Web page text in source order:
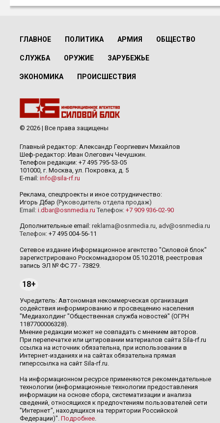
ГЛАВНОЕ ПОЛИТИКА АРМИЯ ОБЩЕСТВО
СЛУЖБА ОРУЖИЕ ЗАРУБЕЖЬЕ
ЭКОНОМИКА ПРОИСШЕСТВИЯ
© 2026 | Все права защищены
Главный редактор: Александр Георгиевич Михайлов
Шеф-редактор: Иван Олегович Чечушкин.
Телефон редакции: +7 495 795-53-05
101000, г. Москва, ул. Покровка, д. 5
E-mail: info@sila-rf.ru
Реклама, спецпроекты и иное сотрудничество:
Игорь Дбар (Руководитель отдела продаж)
Email: i.dbar@osnmedia.ru Телефон: +7 909 936-02-90
Дополнительные email: reklama@osnmedia.ru, adv@osnmedia.ru
Телефон: +7 495 004-56-11
Сетевое издание Информационное агентство "Силовой блок"
зарегистрировано Роскомнадзором 05.10.2018, реестровая
запись ЭЛ № ФС 77 - 73829.
18+
Учредитель: Автономная некоммерческая организация
содействия информированию и просвещению населения
"Медиахолдинг "Общественная служба новостей" (ОГРН
1187700006328).
Мнение редакции может не совпадать с мнением авторов.
При перепечатке или цитировании материалов сайта Sila-rf.ru
ссылка на источник обязательна, при использовании в
Интернет-изданиях и на сайтах обязательна прямая
гиперссылка на сайт Sila-rf.ru.
На информационном ресурсе применяются рекомендательные
технологии (информационные технологии предоставления
информации на основе сбора, систематизации и анализа
сведений, относящихся к предпочтениям пользователей сети
"Интернет", находящихся на территории Российской
Федерации)". Подробнее.